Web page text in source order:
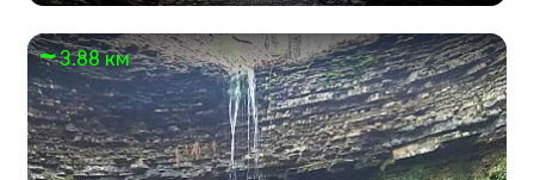
3.88 км